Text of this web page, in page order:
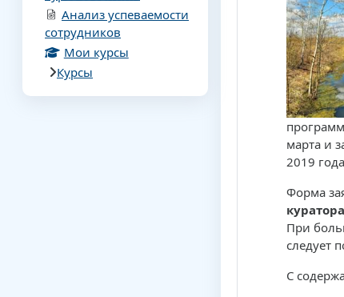
марта и
2019
Форма
куратора
При
следует
С
Анализ успеваемости
сотрудников
Мои курсы
Курсы